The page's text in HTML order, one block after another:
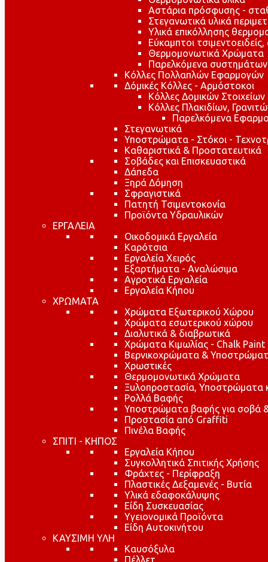
Αστάρια πρόσφυσης -
Στεγανωτικά υλικά
Υλικά επικόλλησης
Εύκαμπτοι
Θερμομονωτικά Χρώματα
Παρελκόμενα
Κόλλες Πολλαπλών Εφαρμογών
Δόμικές Κόλλες - Αρμόστοκοι
Κόλλες Δομικών Στοιχείων
Κόλλες Πλακιδίων,
Παρελκόμενα
Στεγανωτικά
Υποστρώματα - Στόκοι -
Καθαριστικά & Προστατευτικά
Σοβάδες και Επισκευαστικά
Δάπεδα
Ξηρά Δόμηση
Σφραγιστικά
Πατητή Τσιμεντοκονία
Προϊόντα Υδραυλικών
ΕΡΓΑΛΕΙΑ
Οικοδομικά Εργαλεία
Καρότσια
Εργαλεία Χειρός
Εξαρτήματα - Αναλώσιμα
Αγροτικά Εργαλεία
Εργαλεία Κήπου
ΧΡΩΜΑΤΑ
Χρώματα Εξωτερικού Χώρου
Χρώματα εσωτερικού χώρου
Διαλυτικά & διαβρωτικά
Χρώματα Κιμωλίας - Chalk Paint
Βερνικοχρώματα &
Χρωστικές
Θερμομονωτικά Χρώματα
Ξυλοπροστασία, Υποστρώματα
Ρολλά Βαφής
Υποστρώματα βαφής για σοβά
Προστασία από Graffiti
Πινέλα Βαφής
ΣΠΙΤΙ - ΚΗΠΟΣ
Εργαλεία Κήπου
Συγκολλητικά Σπιτικής Χρήσης
Φράχτες - Περίφραξη
Πλαστικές Δεξαμενές - Βυτία
Υλικά εδαφοκάλυψης
Είδη Συσκευασίας
Υγειονομικά Προϊόντα
Είδη Αυτοκινήτου
ΚΑΥΣΙΜΗ ΥΛΗ
Καυσόξυλα
Πέλλετ